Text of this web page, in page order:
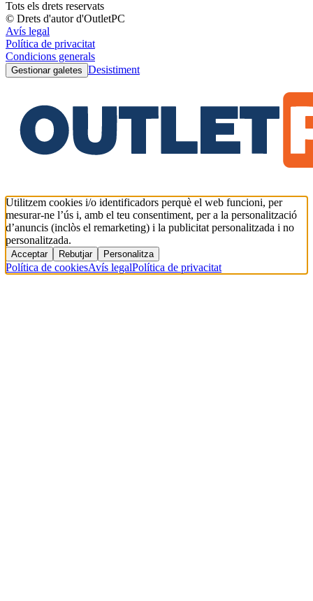
Tots els drets reservats
© Drets d'autor d'OutletPC
Avís legal
Política de privacitat
Condicions generals
Gestionar galetes Desistiment
Utilitzem cookies i/o identificadors perquè el web funcioni, per
mesurar-ne l’ús i, amb el teu consentiment, per a la personalització
d’anuncis (inclòs el remarketing) i la publicitat personalitzada i no
personalitzada.
Acceptar Rebutjar Personalitza
Política de cookiesAvís legalPolítica de privacitat